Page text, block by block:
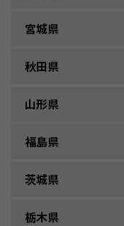
宮城県
秋田県
山形県
福島県
茨城県
栃木県